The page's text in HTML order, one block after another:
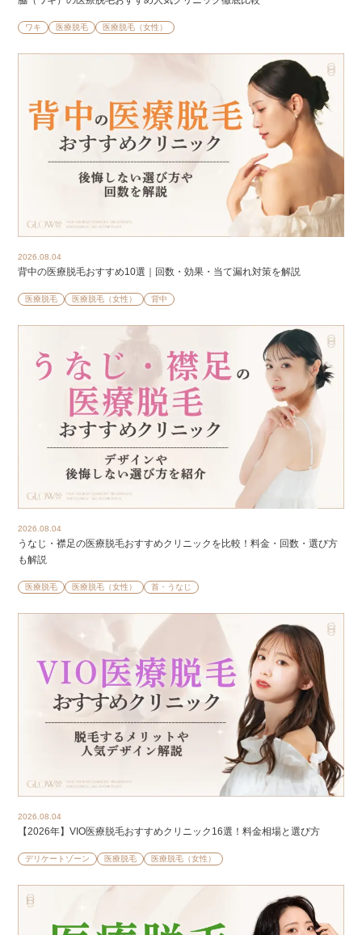
ワキ 医療脱毛 医療脱毛（女性）
2026.08.04
背中の医療脱毛おすすめ10選｜回数・効果・当て漏れ対策を解説
医療脱毛 医療脱毛（女性） 背中
2026.08.04
うなじ・襟足の医療脱毛おすすめクリニックを比較！料金・回数・選び方
も解説
医療脱毛 医療脱毛（女性） 首・うなじ
2026.08.04
【2026年】VIO医療脱毛おすすめクリニック16選！料金相場と選び方
デリケートゾーン 医療脱毛 医療脱毛（女性）